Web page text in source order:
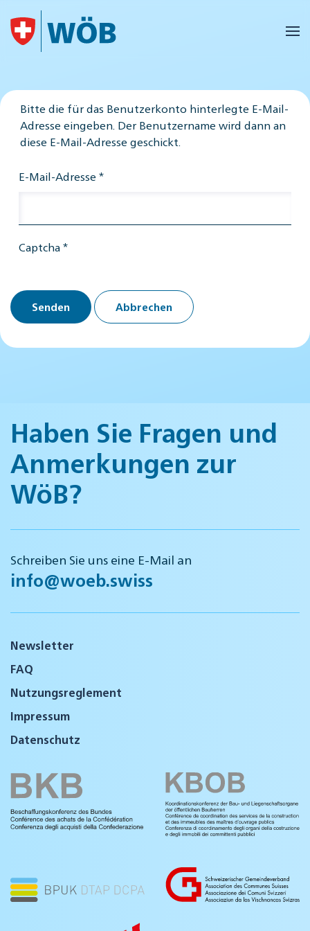
Skip to main content
Bitte die für das Benutzerkonto hinterlegte E-Mail-
Adresse eingeben. Der Benutzername wird dann an
diese E-Mail-Adresse geschickt.
E-Mail-Adresse *
Captcha*
Senden Abbrechen
Haben Sie Fragen und
Anmerkungen zur
WöB?
Schreiben Sie uns eine E-Mail an
info@woeb.swiss
Newsletter
FAQ
Nutzungsreglement
Impressum
Datenschutz